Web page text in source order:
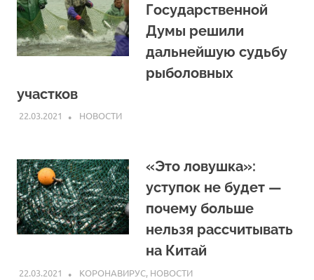
Государственной
Думы решили
дальнейшую судьбу
рыболовных
участков
22.03.2021 ARPP
НОВОСТИ
«Это ловушка»:
уступок не будет —
почему больше
нельзя рассчитывать
на Китай
22.03.2021 ARPP
КОРОНАВИРУС, НОВОСТИ